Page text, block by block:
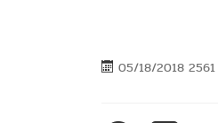
05/18/2018 2561